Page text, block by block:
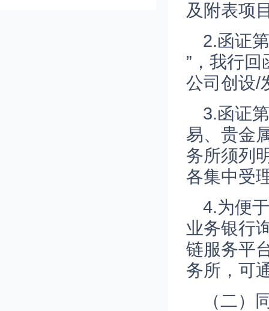
及附表项
2.函证
”，我行
公司创设/
3.函证
易、贵金
务所须列
各集中受
4.为便
业务银行
链服务平
务所，可
（二）